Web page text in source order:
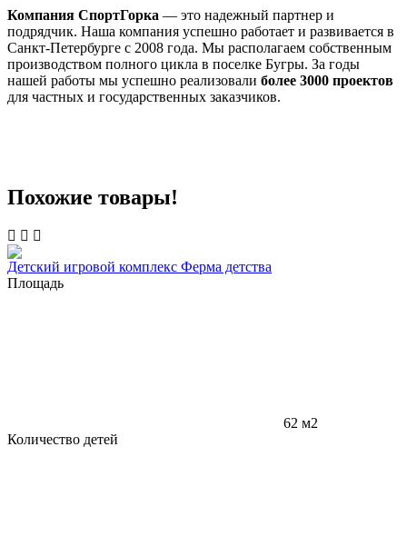
Компания СпортГорка — это надежный партнер и
подрядчик. Наша компания успешно работает и развивается в
Санкт-Петербурге с 2008 года. Мы располагаем собственным
производством полного цикла в поселке Бугры. За годы
нашей работы мы успешно реализовали более 3000 проектов
для частных и государственных заказчиков.
Похожие товары!
Детский игровой комплекс Ферма детства
Площадь
62 м2
Количество детей